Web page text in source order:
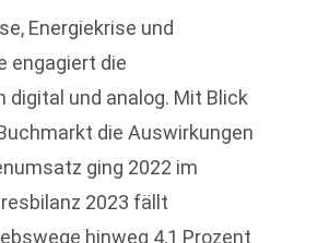
Energiekrise und
engagiert die
digital und analog. Mit Blick
die Auswirkungen
ging 2022 im
2023 fällt
hinweg 4,1 Prozent